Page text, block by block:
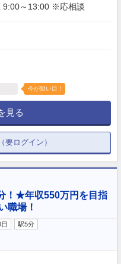
9:00～13:00 ※応相談
今が狙い目！
見る
要ログイン）
！★年収550万円を目指
職場！
駅5分